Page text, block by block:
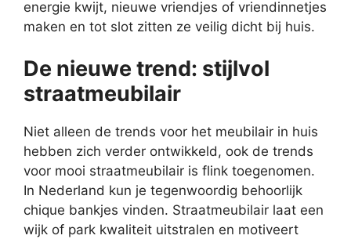
energie kwijt, nieuwe vriendjes of vriendinnetjes
maken en tot slot zitten ze veilig dicht bij huis.
De nieuwe trend: stijlvol
straatmeubilair
Niet alleen de trends voor het meubilair in huis
hebben zich verder ontwikkeld, ook de trends
voor mooi straatmeubilair is flink toegenomen.
In Nederland kun je tegenwoordig behoorlijk
chique bankjes vinden. Straatmeubilair laat een
wijk of park kwaliteit uitstralen en motiveert